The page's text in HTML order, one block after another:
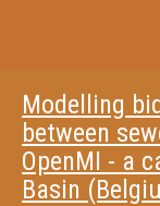
Modelling
between
OpenMI - a
Basin